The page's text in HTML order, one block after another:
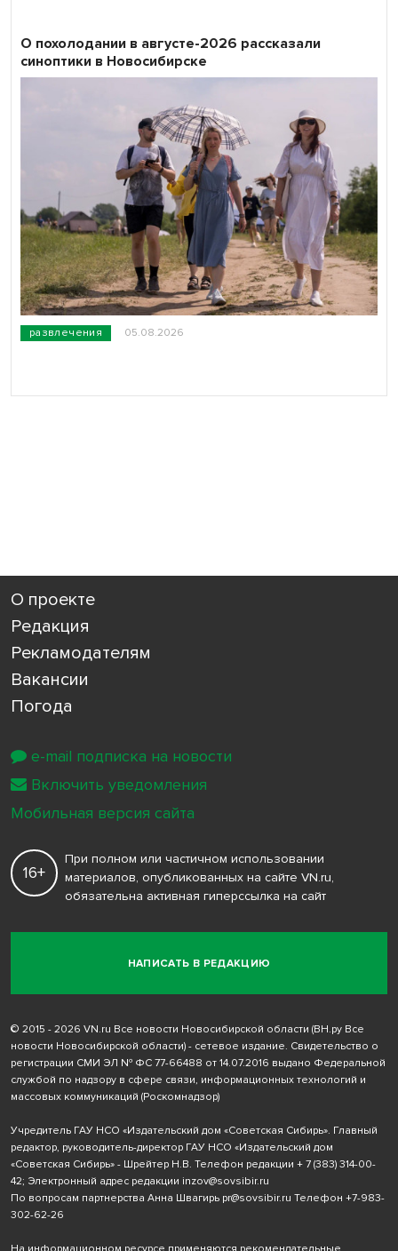
развлечения 05.08.2026
О похолодании в августе-2026 рассказали
синоптики в Новосибирске
О проекте
Редакция
Рекламодателям
Вакансии
Погода
НАПИСАТЬ В РЕДАКЦИЮ
16+
При полном или частичном использовании
материалов, опубликованных на сайте VN.ru,
обязательна активная гиперссылка на сайт
© 2015 - 2026 VN.ru Все новости Новосибирской области (ВН.ру Все
новости Новосибирской области) - сетевое издание. Свидетельство о
регистрации СМИ ЭЛ № ФС 77-66488 от 14.07.2016 выдано Федеральной
службой по надзору в сфере связи, информационных технологий и
массовых коммуникаций (Роскомнадзор)
Учредитель ГАУ НСО «Издательский дом «Советская Сибирь». Главный
редактор, руководитель-директор ГАУ НСО «Издательский дом
«Советская Сибирь» - Шрейтер Н.В. Телефон редакции + 7 (383) 314-00-
42; Электронный адрес редакции inzov@sovsibir.ru
По вопросам партнерства Анна Швагирь pr@sovsibir.ru Телефон +7-983-
302-62-26
e-mail подписка на новости
Включить уведомления
Мобильная версия сайта